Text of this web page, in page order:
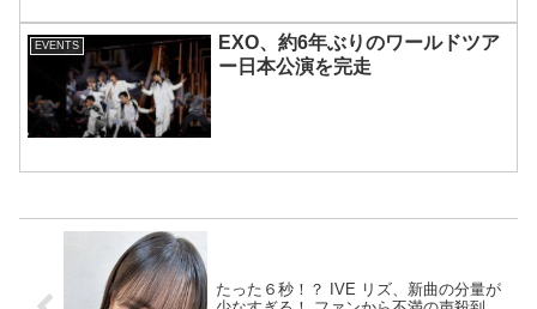
EVENTS
EXO、約6年ぶりのワールドツア
ー日本公演を完走
たった６秒！？ IVE リズ、新曲の分量が